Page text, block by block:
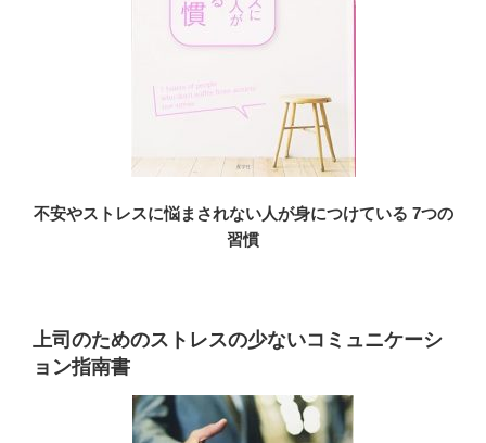
不安やストレスに悩まされない人が身につけている 7つの
習慣
上司のためのストレスの少ないコミュニケーシ
ョン指南書